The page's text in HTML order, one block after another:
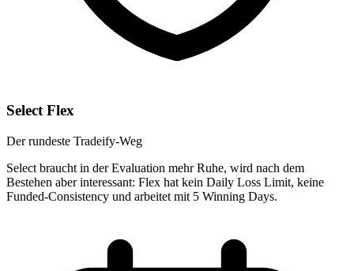
Select Flex
Der rundeste Tradeify-Weg
Select braucht in der Evaluation mehr Ruhe, wird nach dem
Bestehen aber interessant: Flex hat kein Daily Loss Limit, keine
Funded-Consistency und arbeitet mit 5 Winning Days.